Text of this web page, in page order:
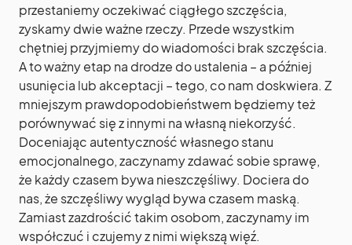
przestaniemy oczekiwać ciągłego szczęścia,
zyskamy dwie ważne rzeczy. Przede wszystkim
chętniej przyjmiemy do wiadomości brak szczęścia.
A to ważny etap na drodze do ustalenia – a później
usunięcia lub akceptacji – tego, co nam doskwiera. Z
mniejszym prawdopodobieństwem będziemy też
porównywać się z innymi na własną niekorzyść.
Doceniając autentyczność własnego stanu
emocjonalnego, zaczynamy zdawać sobie sprawę,
że każdy czasem bywa nieszczęśliwy. Dociera do
nas, że szczęśliwy wygląd bywa czasem maską.
Zamiast zazdrościć takim osobom, zaczynamy im
współczuć i czujemy z nimi większą więź.